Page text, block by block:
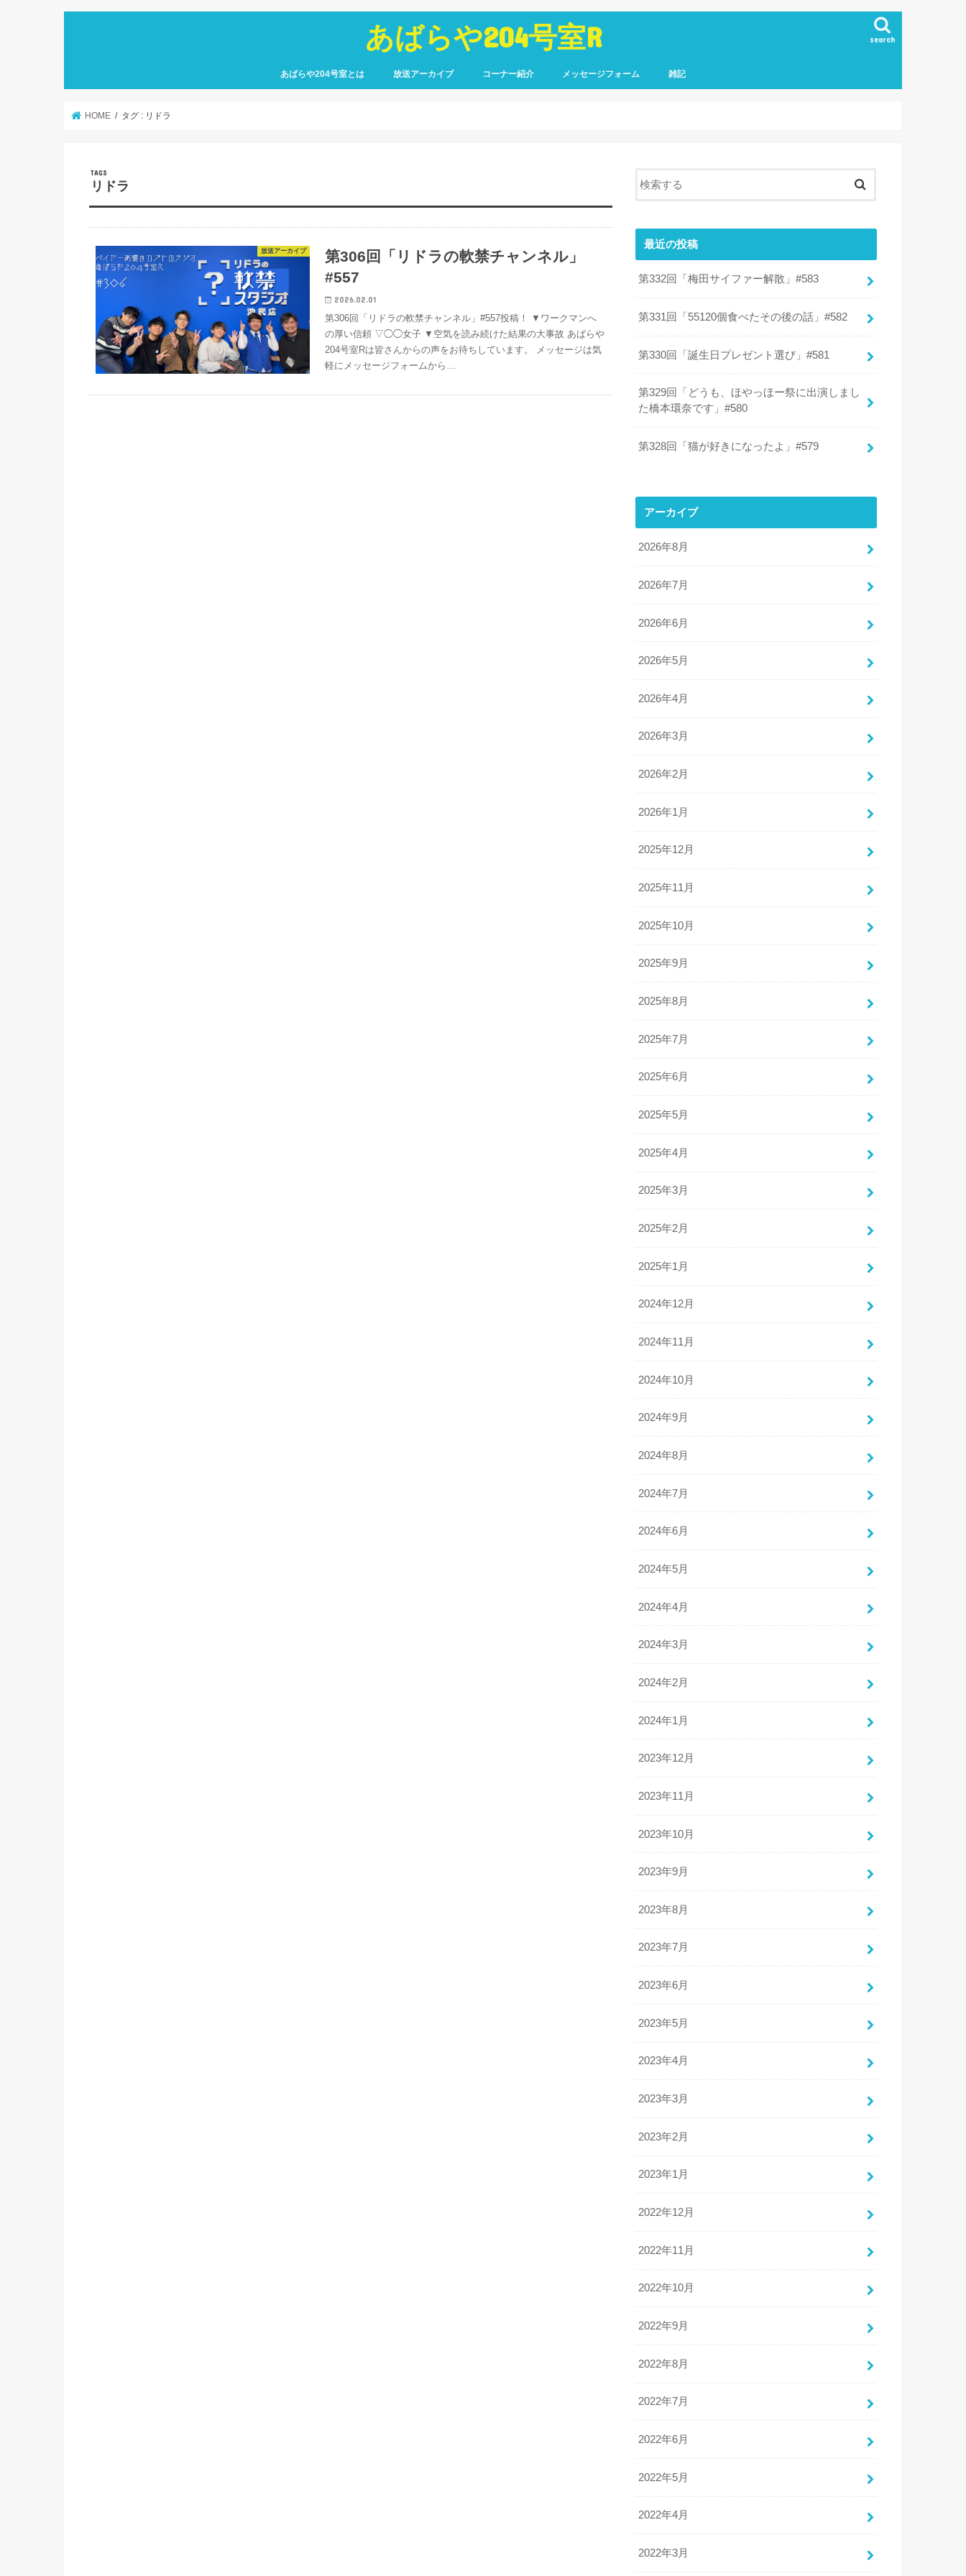
あばらや204号室R search
あばらや204号室とは 放送アーカイブ コーナー紹介 メッセージフォーム 雑記
HOME タグ : リドラ
リドラ
放送アーカイブ
第306回「リドラの軟禁チャンネル」
#557
2026.02.01
第306回「リドラの軟禁チャンネル」#557投稿！ ▼ワークマンへ
の厚い信頼 ▽◯◯女子 ▼空気を読み続けた結果の大事故 あばらや
204号室Rは皆さんからの声をお待ちしています。 メッセージは気
軽にメッセージフォームから…
最近の投稿
第332回「梅田サイファー解散」#583
第331回「55120個食べたその後の話」#582
第330回「誕生日プレゼント選び」#581
第329回「どうも、ほやっほー祭に出演しまし
た橋本環奈です」#580
第328回「猫が好きになったよ」#579
アーカイブ
2026年8月
2026年7月
2026年6月
2026年5月
2026年4月
2026年3月
2026年2月
2026年1月
2025年12月
2025年11月
2025年10月
2025年9月
2025年8月
2025年7月
2025年6月
2025年5月
2025年4月
2025年3月
2025年2月
2025年1月
2024年12月
2024年11月
2024年10月
2024年9月
2024年8月
2024年7月
2024年6月
2024年5月
2024年4月
2024年3月
2024年2月
2024年1月
2023年12月
2023年11月
2023年10月
2023年9月
2023年8月
2023年7月
2023年6月
2023年5月
2023年4月
2023年3月
2023年2月
2023年1月
2022年12月
2022年11月
2022年10月
2022年9月
2022年8月
2022年7月
2022年6月
2022年5月
2022年4月
2022年3月